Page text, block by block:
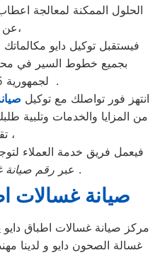
الحلول الممكنة لمعالجة
عن العمل،
فيستقبل توكيل دايو مكالماتك على مدار
لجمهورية 15 مايو العربية .
انتهز فور تواصلك مع توكيل
تقديمه ،
فيعمل فريق خدمة العملاء
عبر رقم صيانة الموحد .
صيانة غسالات اطباق
مركز صيانة غسالات اطباق
غسالة الصحون دايو و لدينا